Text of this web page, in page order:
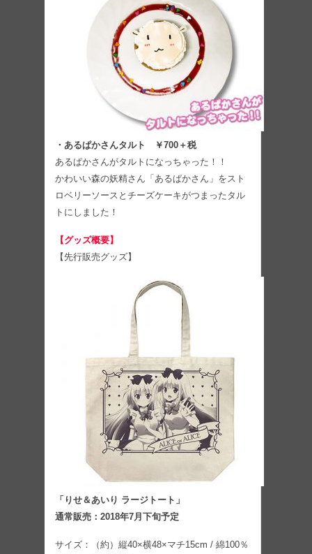
・あるぱかさんタルト ￥700＋税
あるぱかさんがタルトになっちゃった！！
かわいい森の妖精さん「あるぱかさん」をスト
ロベリーソースとチーズケーキがつまったタル
トにしました！
【グッズ概要】
【先行販売グッズ】
「りせ＆あいり ラージトート」
通常販売：2018年7月下旬予定
サイズ：（約）縦40×横48×マチ15cm / 綿100％